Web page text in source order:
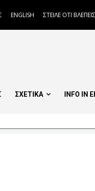
ENGLISH ΣΤΕΙΛΕ ΟΤΙ ΒΛΕΠΕΙΣ
ΣΧΕΤΙΚΑ INFO IN